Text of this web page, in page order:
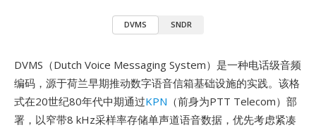
DVMS SNDR
DVMS（Dutch Voice Messaging System）是一种电话级音频
编码，源于荷兰早期推动数字语音信箱基础设施的实践。该格
式在20世纪80年代中期通过KPN （前身为PTT Telecom）部
署，以窄带8 kHz采样率存储单声道语音数据，优先考虑紧凑